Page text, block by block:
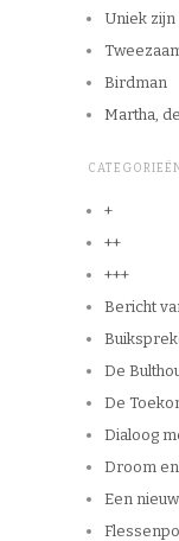
Uniek zijn
Birdman
Martha,
+
++
+++
Bericht
De
De
Dialoog
Droom
Een